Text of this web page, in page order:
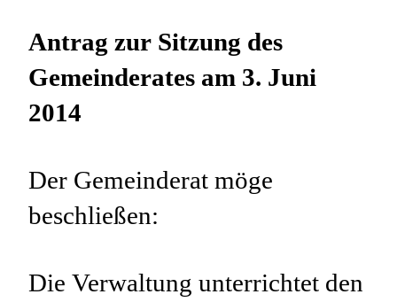
Antrag zur Sitzung des
Gemeinderates am 3. Juni
2014
Der Gemeinderat möge
beschließen:
Die Verwaltung unterrichtet den